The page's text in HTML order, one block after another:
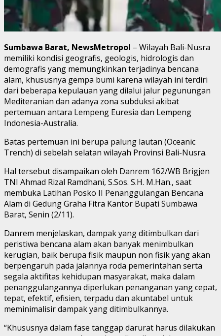
Sumbawa Barat, NewsMetropol – Wilayah Bali-Nusra
memiliki kondisi geografis, geologis, hidrologis dan
demografis yang memungkinkan terjadinya bencana
alam, khususnya gempa bumi karena wilayah ini terdiri
dari beberapa kepulauan yang dilalui jalur pegunungan
Mediteranian dan adanya zona subduksi akibat
pertemuan antara Lempeng Euresia dan Lempeng
Indonesia-Australia.
Batas pertemuan ini berupa palung lautan (Oceanic
Trench) di sebelah selatan wilayah Provinsi Bali-Nusra.
Hal tersebut disampaikan oleh Danrem 162/WB Brigjen
TNI Ahmad Rizal Ramdhani, S.Sos. S.H. M.Han., saat
membuka Latihan Posko II Penanggulangan Bencana
Alam di Gedung Graha Fitra Kantor Bupati Sumbawa
Barat, Senin (2/11).
Danrem menjelaskan, dampak yang ditimbulkan dari
peristiwa bencana alam akan banyak menimbulkan
kerugian, baik berupa fisik maupun non fisik yang akan
berpengaruh pada jalannya roda pemerintahan serta
segala aktifitas kehidupan masyarakat, maka dalam
penanggulangannya diperlukan penanganan yang cepat,
tepat, efektif, efisien, terpadu dan akuntabel untuk
meminimalisir dampak yang ditimbulkannya.
“Khususnya dalam fase tanggap darurat harus dilakukan